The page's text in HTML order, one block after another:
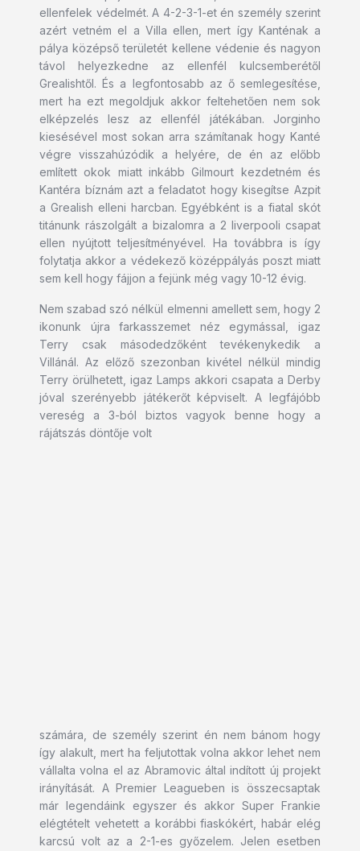
ellenfelek védelmét. A 4-2-3-1-et én személy szerint
azért vetném el a Villa ellen, mert így Kanténak a
pálya középső területét kellene védenie és nagyon
távol helyezkedne az ellenfél kulcsemberétől
Grealishtől. És a legfontosabb az ő semlegesítése,
mert ha ezt megoldjuk akkor feltehetően nem sok
elképzelés lesz az ellenfél játékában. Jorginho
kiesésével most sokan arra számítanak hogy Kanté
végre visszahúzódik a helyére, de én az előbb
említett okok miatt inkább Gilmourt kezdetném és
Kantéra bíznám azt a feladatot hogy kisegítse Azpit
a Grealish elleni harcban. Egyébként is a fiatal skót
titánunk rászolgált a bizalomra a 2 liverpooli csapat
ellen nyújtott teljesítményével. Ha továbbra is így
folytatja akkor a védekező középpályás poszt miatt
sem kell hogy fájjon a fejünk még vagy 10-12 évig.
Nem szabad szó nélkül elmenni amellett sem, hogy 2
ikonunk újra farkasszemet néz egymással, igaz
Terry csak másodedzőként tevékenykedik a
Villánál. Az előző szezonban kivétel nélkül mindig
Terry örülhetett, igaz Lamps akkori csapata a Derby
jóval szerényebb játékerőt képviselt. A legfájóbb
vereség a 3-ból biztos vagyok benne hogy a
rájátszás döntője volt
számára, de személy szerint én nem bánom hogy
így alakult, mert ha feljutottak volna akkor lehet nem
vállalta volna el az Abramovic által indított új projekt
irányítását. A Premier Leagueben is összecsaptak
már legendáink egyszer és akkor Super Frankie
elégtételt vehetett a korábbi fiaskókért, habár elég
karcsú volt az a 2-1-es győzelem. Jelen esetben